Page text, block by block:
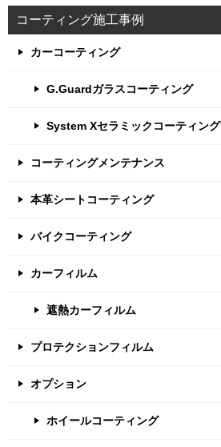
コーティング施工事例
カーコーティング
G.Guardガラスコーティング
System Xセラミックコーティング
コーティングメンテナンス
本革シートコーティング
バイクコーティング
カーフィルム
遮熱カーフィルム
プロテクションフィルム
オプション
ホイールコーティング